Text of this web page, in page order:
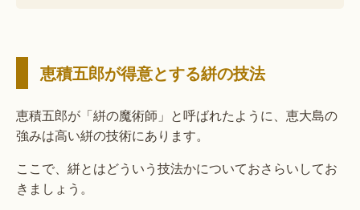
恵積五郎が得意とする絣の技法
恵積五郎が「絣の魔術師」と呼ばれたように、恵大島の
強みは高い絣の技術にあります。
ここで、絣とはどういう技法かについておさらいしてお
きましょう。